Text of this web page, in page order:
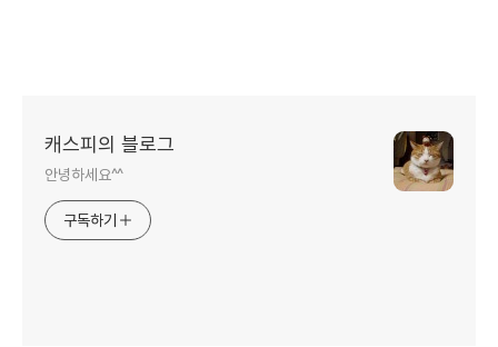
캐스피의 블로그
안녕하세요^^
구독하기